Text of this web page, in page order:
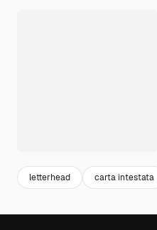
letterhead carta intestata